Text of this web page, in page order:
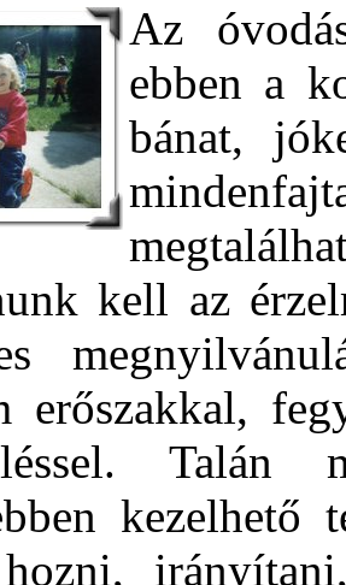
Az
ebben a
bánat,
kell az
kezelhető